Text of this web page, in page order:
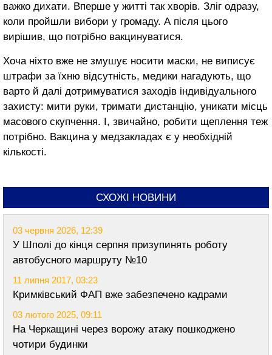
важко дихати. Вперше у житті так хворів. Зліг одразу,
коли пройшли вибори у громаду. А після цього
вирішив, що потрібно вакцинуватися.
Хоча ніхто вже не змушує носити маски, не виписує
штрафи за їхню відсутність, медики нагадують, що
варто й далі дотримуватися заходів індивідуального
захисту: мити руки, тримати дистанцію, уникати місць
масового скупчення. І, звичайно, робити щеплення теж
потрібно. Вакцина у медзакладах є у необхідній
кількості.
СХОЖІ НОВИНИ
03 червня 2026, 12:39
У Шполі до кінця серпня призупинять роботу
автобусного маршруту №10
11 липня 2017, 03:23
Кримківський ФАП вже забезпечено кадрами
03 лютого 2025, 09:11
На Черкащині через ворожу атаку пошкоджено
чотири будинки